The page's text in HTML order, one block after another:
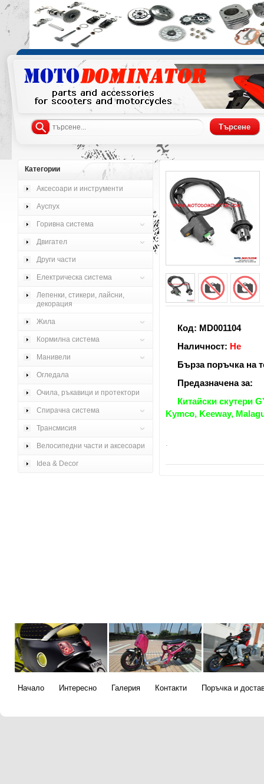
Код: MD001104
Наличност: Не
Бърза поръчка на
Предазначена за:
Китайски скутери
Kymco, Keeway,
.
Категории
Аксесоари и инструменти
Ауспух
Горивна система
Двигател
Други части
Електрическа система
Лепенки, стикери, лайсни,
декорация
Жила
Кормилна система
Манивели
Огледала
Очила, ръкавици и протектори
Спирачна система
Трансмисия
Велосипедни части и аксесоари
Idea & Decor
Начало Интересно Галерия Контакти Поръчка и